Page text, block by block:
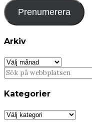
Prenumerera
Arkiv
Arkiv
Kategorier
Kategorier